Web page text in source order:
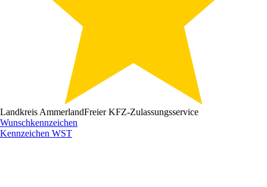
Landkreis AmmerlandFreier KFZ-Zulassungsservice
Wunschkennzeichen
Kennzeichen WST